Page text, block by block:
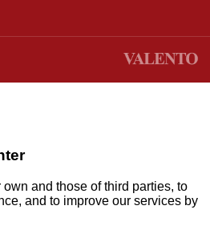
and those of third parties, to
and to improve our services by